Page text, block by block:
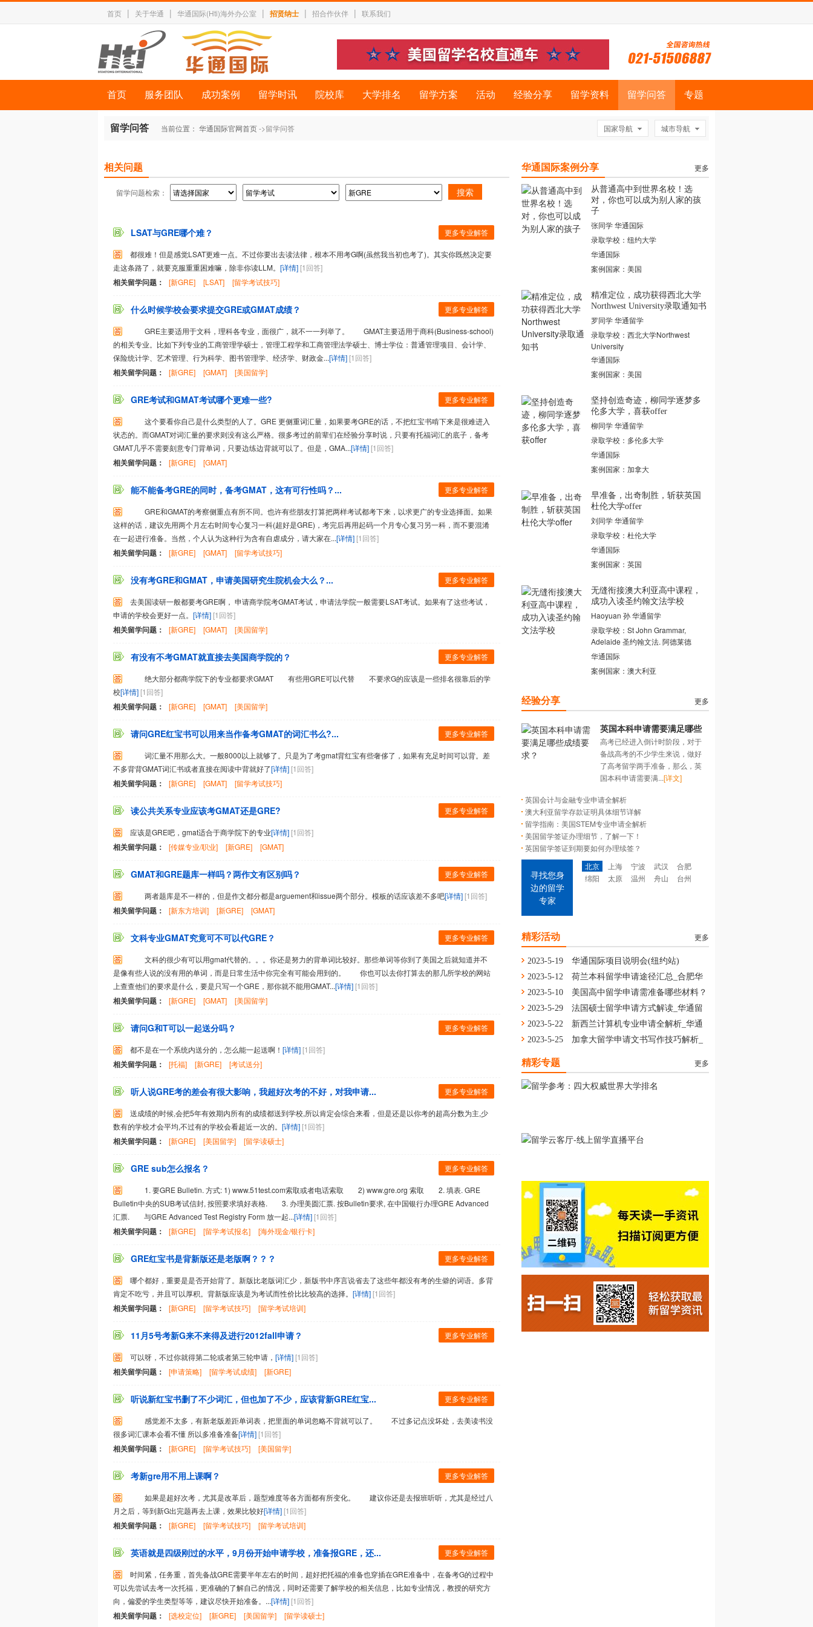
首页 | 关于华通 | 华通国际(Hti)海外办公室 | 招贤纳士 | 招合作伙伴 | 联系我们
首页 服务团队 成功案例 留学时讯 院校库 大学排名 留学方案 活动 经验分享 留学资料 留学问答 专题
留学问答 国家导航 城市导航
当前位置： 华通国际官网首页->留学问答
相关问题
留学问题检索：
更多专业解答
LSAT与GRE哪个难？
都很难！但是感觉LSAT更难一点。不过你要出去读法律，根本不用考G啊(虽然我当初也考了)。其实你既然决定要
走这条路了，就要克服重重困难嘛，除非你读LLM。 [详情][1回答]
相关留学问题： [新GRE] [LSAT] [留学考试技巧]
更多专业解答
什么时候学校会要求提交GRE或GMAT成绩？
GRE主要适用于文科，理科各专业，面很广，就不一一列举了。 GMAT主要适用于商科(Business-school)
的相关专业。比如下列专业的工商管理学硕士，管理工程学和工商管理法学硕士、博士学位：普通管理项目、会计学、
保险统计学、艺术管理、行为科学、图书管理学、经济学、财政金...[详情][1回答]
相关留学问题： [新GRE] [GMAT] [美国留学]
更多专业解答
GRE考试和GMAT考试哪个更难一些?
这个要看你自己是什么类型的人了。GRE 更侧重词汇量，如果要考GRE的话，不把红宝书啃下来是很难进入
状态的。而GMAT对词汇量的要求则没有这么严格。很多考过的前辈们在经验分享时说，只要有托福词汇的底子，备考
GMAT几乎不需要刻意专门背单词，只要边练边背就可以了。但是，GMA...[详情][1回答]
相关留学问题： [新GRE] [GMAT]
更多专业解答
能不能备考GRE的同时，备考GMAT，这有可行性吗？...
GRE和GMAT的考察侧重点有所不同。也许有些朋友打算把两样考试都考下来，以求更广的专业选择面。如果
这样的话，建议先用两个月左右时间专心复习一科(超好是GRE)，考完后再用起码一个月专心复习另一科，而不要混淆
在一起进行准备。当然，个人认为这种行为含有自虐成分，请大家在...[详情][1回答]
相关留学问题： [新GRE] [GMAT] [留学考试技巧]
更多专业解答
没有考GRE和GMAT，申请美国研究生院机会大么？...
去美国读研一般都要考GRE啊， 申请商学院考GMAT考试，申请法学院一般需要LSAT考试。如果有了这些考试，
申请的学校会更好一点。 [详情][1回答]
相关留学问题： [新GRE] [GMAT] [美国留学]
更多专业解答
有没有不考GMAT就直接去美国商学院的？
绝大部分都商学院下的专业都要求GMAT 有些用GRE可以代替 不要求G的应该是一些排名很靠后的学
校[详情][1回答]
相关留学问题： [新GRE] [GMAT] [美国留学]
更多专业解答
请问GRE红宝书可以用来当作备考GMAT的词汇书么?...
词汇量不用那么大。一般8000以上就够了。只是为了考gmat背红宝有些奢侈了，如果有充足时间可以背。差
不多背背GMAT词汇书或者直接在阅读中背就好了[详情][1回答]
相关留学问题： [新GRE] [GMAT] [留学考试技巧]
更多专业解答
读公共关系专业应该考GMAT还是GRE?
应该是GRE吧，gmat适合于商学院下的专业[详情][1回答]
相关留学问题： [传媒专业/职业] [新GRE] [GMAT]
更多专业解答
GMAT和GRE题库一样吗？两作文有区别吗？
两者题库是不一样的，但是作文都分都是arguement和issue两个部分。模板的话应该差不多吧[详情][1回答]
相关留学问题： [新东方培训] [新GRE] [GMAT]
更多专业解答
文科专业GMAT究竟可不可以代GRE？
文科的很少有可以用gmat代替的。。。你还是努力的背单词比较好。那些单词等你到了美国之后就知道并不
是像有些人说的没有用的单词，而是日常生活中你完全有可能会用到的。 你也可以去你打算去的那几所学校的网站
上查查他们的要求是什么，要是只写一个GRE，那你就不能用GMAT...[详情][1回答]
相关留学问题： [新GRE] [GMAT] [美国留学]
更多专业解答
请问G和T可以一起送分吗？
都不是在一个系统内送分的，怎么能一起送啊！ [详情][1回答]
相关留学问题： [托福] [新GRE] [考试送分]
更多专业解答
听人说GRE考的差会有很大影响，我超好次考的不好，对我申请...
送成绩的时候,会把5年有效期内所有的成绩都送到学校,所以肯定会综合来看，但是还是以你考的超高分数为主,少
数有的学校才会平均,不过有的学校会看超近一次的。 [详情][1回答]
相关留学问题： [新GRE] [美国留学] [留学读硕士]
更多专业解答
GRE sub怎么报名？
1. 要GRE Bulletin. 方式: 1) www.51test.com索取或者电话索取 2) www.gre.org 索取 2. 填表. GRE
Bulletin中央的SUB考试信封, 按照要求填好表格. 3. 办理美圆汇票. 按Bulletin要求, 在中国银行办理GRE Advanced
汇票. 与GRE Advanced Test Registry Form 放一起...[详情][1回答]
相关留学问题： [新GRE] [留学考试报名] [海外现金/银行卡]
更多专业解答
GRE红宝书是背新版还是老版啊？？？
哪个都好，重要是是否开始背了。新版比老版词汇少，新版书中序言说省去了这些年都没有考的生僻的词语。多背
肯定不吃亏，并且可以厚积。背新版应该是为考试而性价比比较高的选择。 [详情][1回答]
相关留学问题： [新GRE] [留学考试技巧] [留学考试培训]
更多专业解答
11月5号考新G来不来得及进行2012fall申请？
可以呀，不过你就得第二轮或者第三轮申请， [详情][1回答]
相关留学问题： [申请策略] [留学考试成绩] [新GRE]
更多专业解答
听说新红宝书删了不少词汇，但也加了不少，应该背新GRE红宝...
感觉差不太多，有新老版差距单词表，把里面的单词忽略不背就可以了。 不过多记点没坏处，去美读书没
很多词汇课本会看不懂 所以多准备准备[详情][1回答]
相关留学问题： [新GRE] [留学考试技巧] [美国留学]
更多专业解答
考新gre用不用上课啊？
如果是超好次考，尤其是改革后，题型难度等各方面都有所变化。 建议你还是去报班听听，尤其是经过八
月之后，等到新G出完题再去上课，效果比较好[详情][1回答]
相关留学问题： [新GRE] [留学考试技巧] [留学考试培训]
更多专业解答
英语就是四级刚过的水平，9月份开始申请学校，准备报GRE，还...
时间紧，任务重，首先备战GRE需要半年左右的时间，超好把托福的准备也穿插在GRE准备中，在备考G的过程中
可以先尝试去考一次托福，更准确的了解自己的情况，同时还需要了解学校的相关信息，比如专业情况，教授的研究方
向，偏爱的学生类型等等，建议尽快开始准备。...[详情][1回答]
相关留学问题： [选校定位] [新GRE] [美国留学] [留学读硕士]
华通国际案例分享 更多
从普通高中到世界名校！选
对，你也可以成为别人家的孩
子
张同学 华通国际
录取学校：纽约大学
华通国际
案例国家：美国
精准定位，成功获得西北大学
Northwest University录取通知书
罗同学 华通留学
录取学校：西北大学Northwest
University
华通国际
案例国家：美国
坚持创造奇迹，柳同学逐梦多
伦多大学，喜获offer
柳同学 华通留学
录取学校：多伦多大学
华通国际
案例国家：加拿大
早准备，出奇制胜，斩获英国
杜伦大学offer
刘同学 华通留学
录取学校：杜伦大学
华通国际
案例国家：英国
无缝衔接澳大利亚高中课程，
成功入读圣约翰文法学校
Haoyuan 孙 华通留学
录取学校：St John Grammar,
Adelaide 圣约翰文法. 阿德莱德
华通国际
案例国家：澳大利亚
经验分享 更多
英国本科申请需要满足哪些
成绩要求？
高考已经进入倒计时阶段，对于
备战高考的不少学生来说，做好
了高考留学两手准备，那么，英
国本科申请需要满...[详文]
英国会计与金融专业申请全解析
澳大利亚留学存款证明具体细节详解
留学指南：美国STEM专业申请全解析
美国留学签证办理细节，了解一下！
英国留学签证到期要如何办理续签？
寻找您身
边的留学
专家
北京 上海 宁波 武汉
合肥
绵阳
太原 温州 舟山 台州
精彩活动 更多
2023-5-19
华通国际项目说明会(纽约站)
2023-5-12
荷兰本科留学申请途径汇总_合肥华
通留学
2023-5-10
美国高中留学申请需准备哪些材料？
舟山华通留学
2023-5-29
法国硕士留学申请方式解读_华通留
学
2023-5-22
新西兰计算机专业申请全解析_华通
留学
2023-5-25
加拿大留学申请文书写作技巧解析_
华通留学
精彩专题 更多